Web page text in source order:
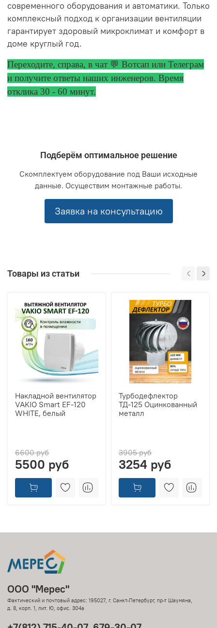
современного оборудования и автоматики. Только
комплексный подход к организации вентиляции
гарантирует здоровый микроклимат и комфорт в
доме круглый год.
Переходите, справа, в чат 💬 Вотсап или Телеграм
и получите ответы наших инженеров. Время
отклика 30 - 60 минут.
Подберём оптимальное решение
Скомплектуем оборудование под Ваши исходные
данные. Осуществим монтажные работы.
Заявка на консультацию
Товары из статьи
Накладной вентилятор
VAKIO Smart EF-120
WHITE, белый
6600 руб
5500 руб
Турбодефлектор
ТД-125 Оцинкованный
металл
3905 руб
3254 руб
ООО "Мерес"
Фактический и почтовый адрес: 195027, г. Санкт-Петербург, пр-т Шаумяна,
д. 8, корп. 1, лит. Ю, офис. 304а